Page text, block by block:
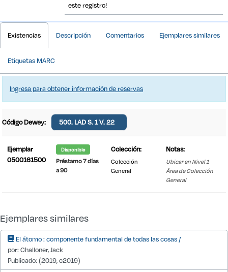
Detalles Bibliográficos
este registro!
Existencias Descripción Comentarios Ejemplares similares
Etiquetas MARC
Ingresa para obtener información de reservas
Código Dewey: 500. LAD S. 1 V. 22
Ejemplar
0500161500
Disponible
Préstamo 7 días
a 90
Colección:
Colección
General
Notas:
Ubicar en Nivel 1
Área de Colección
General
Ejemplares similares
El átomo : componente fundamental de todas las cosas /
por: Challoner, Jack
Publicado: (2019, c2019)